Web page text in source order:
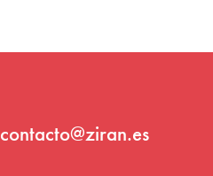
contacto@ziran.es